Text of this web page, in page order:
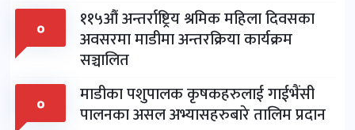
०
११५औं अन्तर्राष्ट्रिय श्रमिक महिला दिवसका
अवसरमा माडीमा अन्तरक्रिया कार्यक्रम
सञ्चालित
०
माडीका पशुपालक कृषकहरुलाई गाईभैंसी
पालनका असल अभ्यासहरुबारे तालिम प्रदान